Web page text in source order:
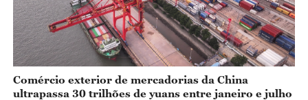
Comércio exterior de mercadorias da China
ultrapassa 30 trilhões de yuans entre janeiro e julho